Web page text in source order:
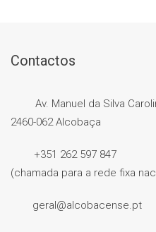
Contactos
Av. Manuel da Silva
2460-062 Alcobaça
+351 262 597 847
(chamada para a rede fixa
geral@alcobacense.pt